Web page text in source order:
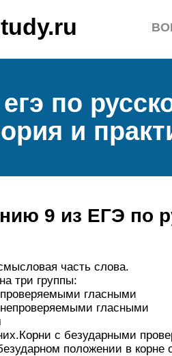
по
и
9 из ЕГЭ по
часть слова.
три группы:
гласными
гласными
с безударными
положении в корне